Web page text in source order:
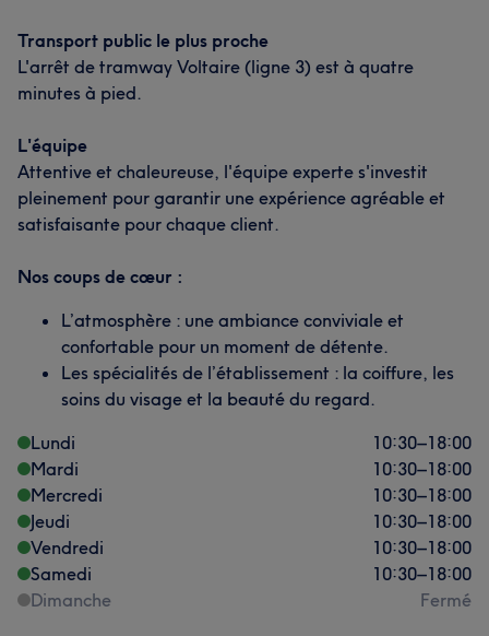
Transport public le plus proche
L'arrêt de tramway Voltaire (ligne 3) est à quatre
minutes à pied.
L'équipe
Attentive et chaleureuse, l'équipe experte s'investit
pleinement pour garantir une expérience agréable et
satisfaisante pour chaque client.
Nos coups de cœur :
L’atmosphère : une ambiance conviviale et
confortable pour un moment de détente.
Les spécialités de l’établissement : la coiffure, les
soins du visage et la beauté du regard.
Lundi
10:30–18:00
Mardi
10:30–18:00
Mercredi
10:30–18:00
Jeudi
10:30–18:00
Vendredi
10:30–18:00
Samedi
10:30–18:00
Dimanche
Fermé